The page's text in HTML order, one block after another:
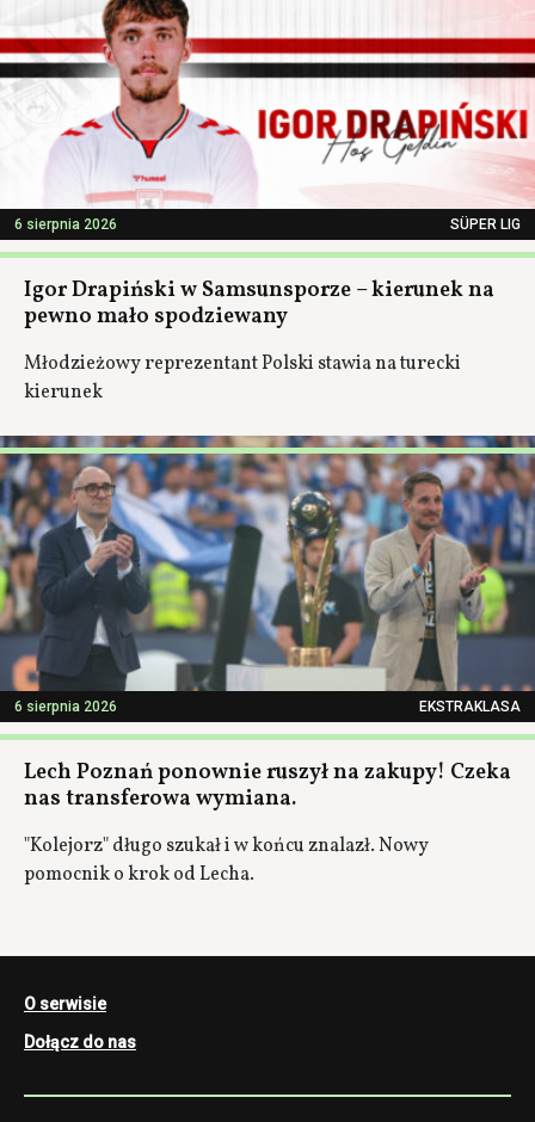
6 sierpnia 2026 SÜPER LIG
Igor Drapiński w Samsunsporze – kierunek na
pewno mało spodziewany
Młodzieżowy reprezentant Polski stawia na turecki
kierunek
6 sierpnia 2026 EKSTRAKLASA
Lech Poznań ponownie ruszył na zakupy! Czeka
nas transferowa wymiana.
"Kolejorz" długo szukał i w końcu znalazł. Nowy
pomocnik o krok od Lecha.
O serwisie
Dołącz do nas